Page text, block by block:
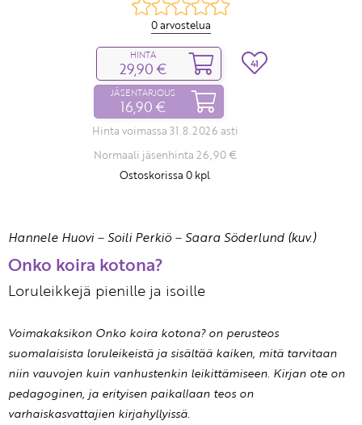
0 arvostelua
HINTA
29,90 €
JÄSENTARJOUS
16,90 €
Hinta voimassa 31.8.2026 asti
Normaali jäsenhinta 26,90 €
Ostoskorissa 0 kpl
41
Hannele Huovi–Soili Perkiö –Saara Söderlund (kuv.)
Onko koira kotona?
Loruleikkejä pienille ja isoille
Voimakaksikon Onko koira kotona? on perusteos
suomalaisista loruleikeistä ja sisältää kaiken, mitä tarvitaan
niin vauvojen kuin vanhustenkin leikittämiseen. Kirjan ote on
pedagoginen, ja erityisen paikallaan teos on
varhaiskasvattajien kirjahyllyissä.